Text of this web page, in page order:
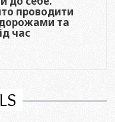
проводити
та
час